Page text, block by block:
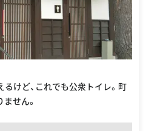
けど、これでも公衆トイレ。町
せん。